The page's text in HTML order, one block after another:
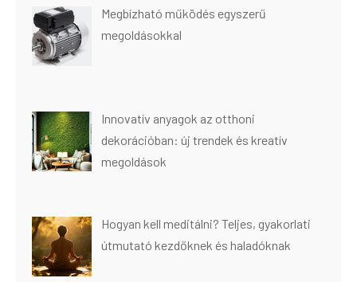
Megbízható működés egyszerű
megoldásokkal
Innovatív anyagok az otthoni
dekorációban: új trendek és kreatív
megoldások
Hogyan kell meditálni? Teljes, gyakorlati
útmutató kezdőknek és haladóknak